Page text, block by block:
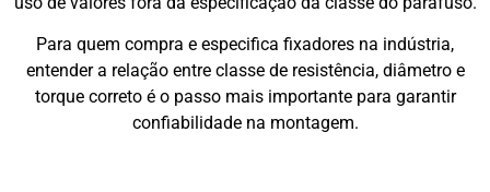
Para quem compra e especifica fixadores na indústria,
entender a relação entre classe de resistência, diâmetro e
torque correto é o passo mais importante para garantir
confiabilidade na montagem.